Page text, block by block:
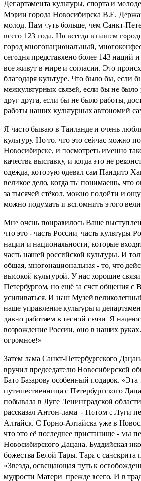
Департамента культуры, спорта и
Мэрии города Новосибирска В.Е.
молод. Нам чуть больше, чем Санкт-
всего 123 года. Но всегда в нашем
город многонациональный,
сегодня представлено более 143 наций
все живут в мире и согласии. Это
благодаря культуре. Что было бы, если
межкультурных связей, если бы не было
друг друга, если бы не было работы,
работы наших культурных автономий
Я часто бываю в Таиланде и очень
культуру. Но то, что это сейчас можно
Новосибирске, и посмотреть именно
качества выставку, и когда это не
одежда, которую одевал сам Пандито
великое дело, когда ты понимаешь, что
за тысячей стёкол, можно подойти и
можно подумать и вспомнить этого
Мне очень понравилось Ваше
что это - часть России, часть культуры
нации и национальности, которые
часть нашей российской культуры. И
общая, многонациональная - то, что
высокой культурой. У нас хорошие
Петербургом, но ещё за счет общения с
усиливаться. И наш Музей
наше управление культуры и
давно работаем в тесной связи. Я
возрождение России, оно в наших
огромное!»
Затем лама Санкт-Петербургского
вручил председателю Новосибирской
Бато Базарову особенный подарок. «Эта
путешественница с Петербургского
побывала в Луге Ленинградской
рассказал Антон-лама. - Потом с Луги
Алтайск. С Горно-Алтайска уже в
что это её последнее пристанище - мы
Новосибирского Дацана. Буддийская
божества Белой Тары. Тара с санскрита
«Звезда, освещающая путь к
мудрости Матери, прежде всего. И в